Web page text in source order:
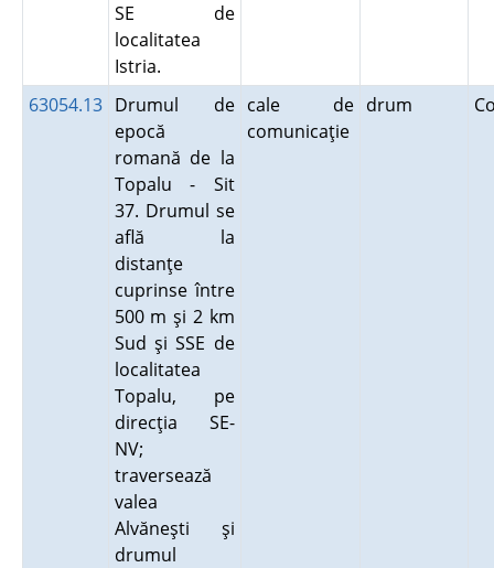
SE de
localitatea
Istria.
63054.13 Drumul de
epocă
romană de la
Topalu - Sit
37. Drumul se
află la
distanţe
cuprinse între
500 m şi 2 km
Sud şi SSE de
localitatea
Topalu, pe
direcţia SE-
NV;
traversează
valea
Alvăneşti şi
drumul
cale de
comunicaţie
drum